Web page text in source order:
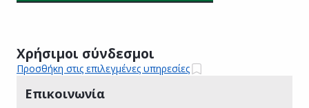
Χρήσιμοι σύνδεσμοι
Προσθήκη στις επιλεγμένες υπηρεσίες
Επικοινωνία